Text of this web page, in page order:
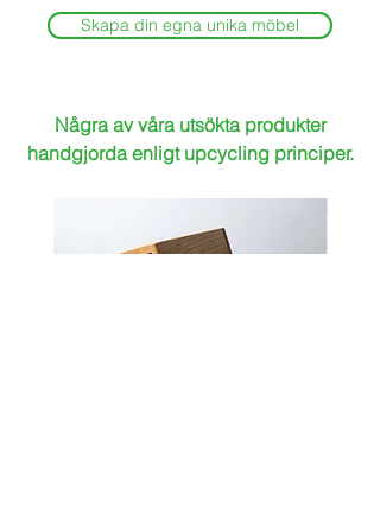
Skapa din egna unika möbel
Några av våra utsökta produkter
handgjorda enligt upcycling principer.